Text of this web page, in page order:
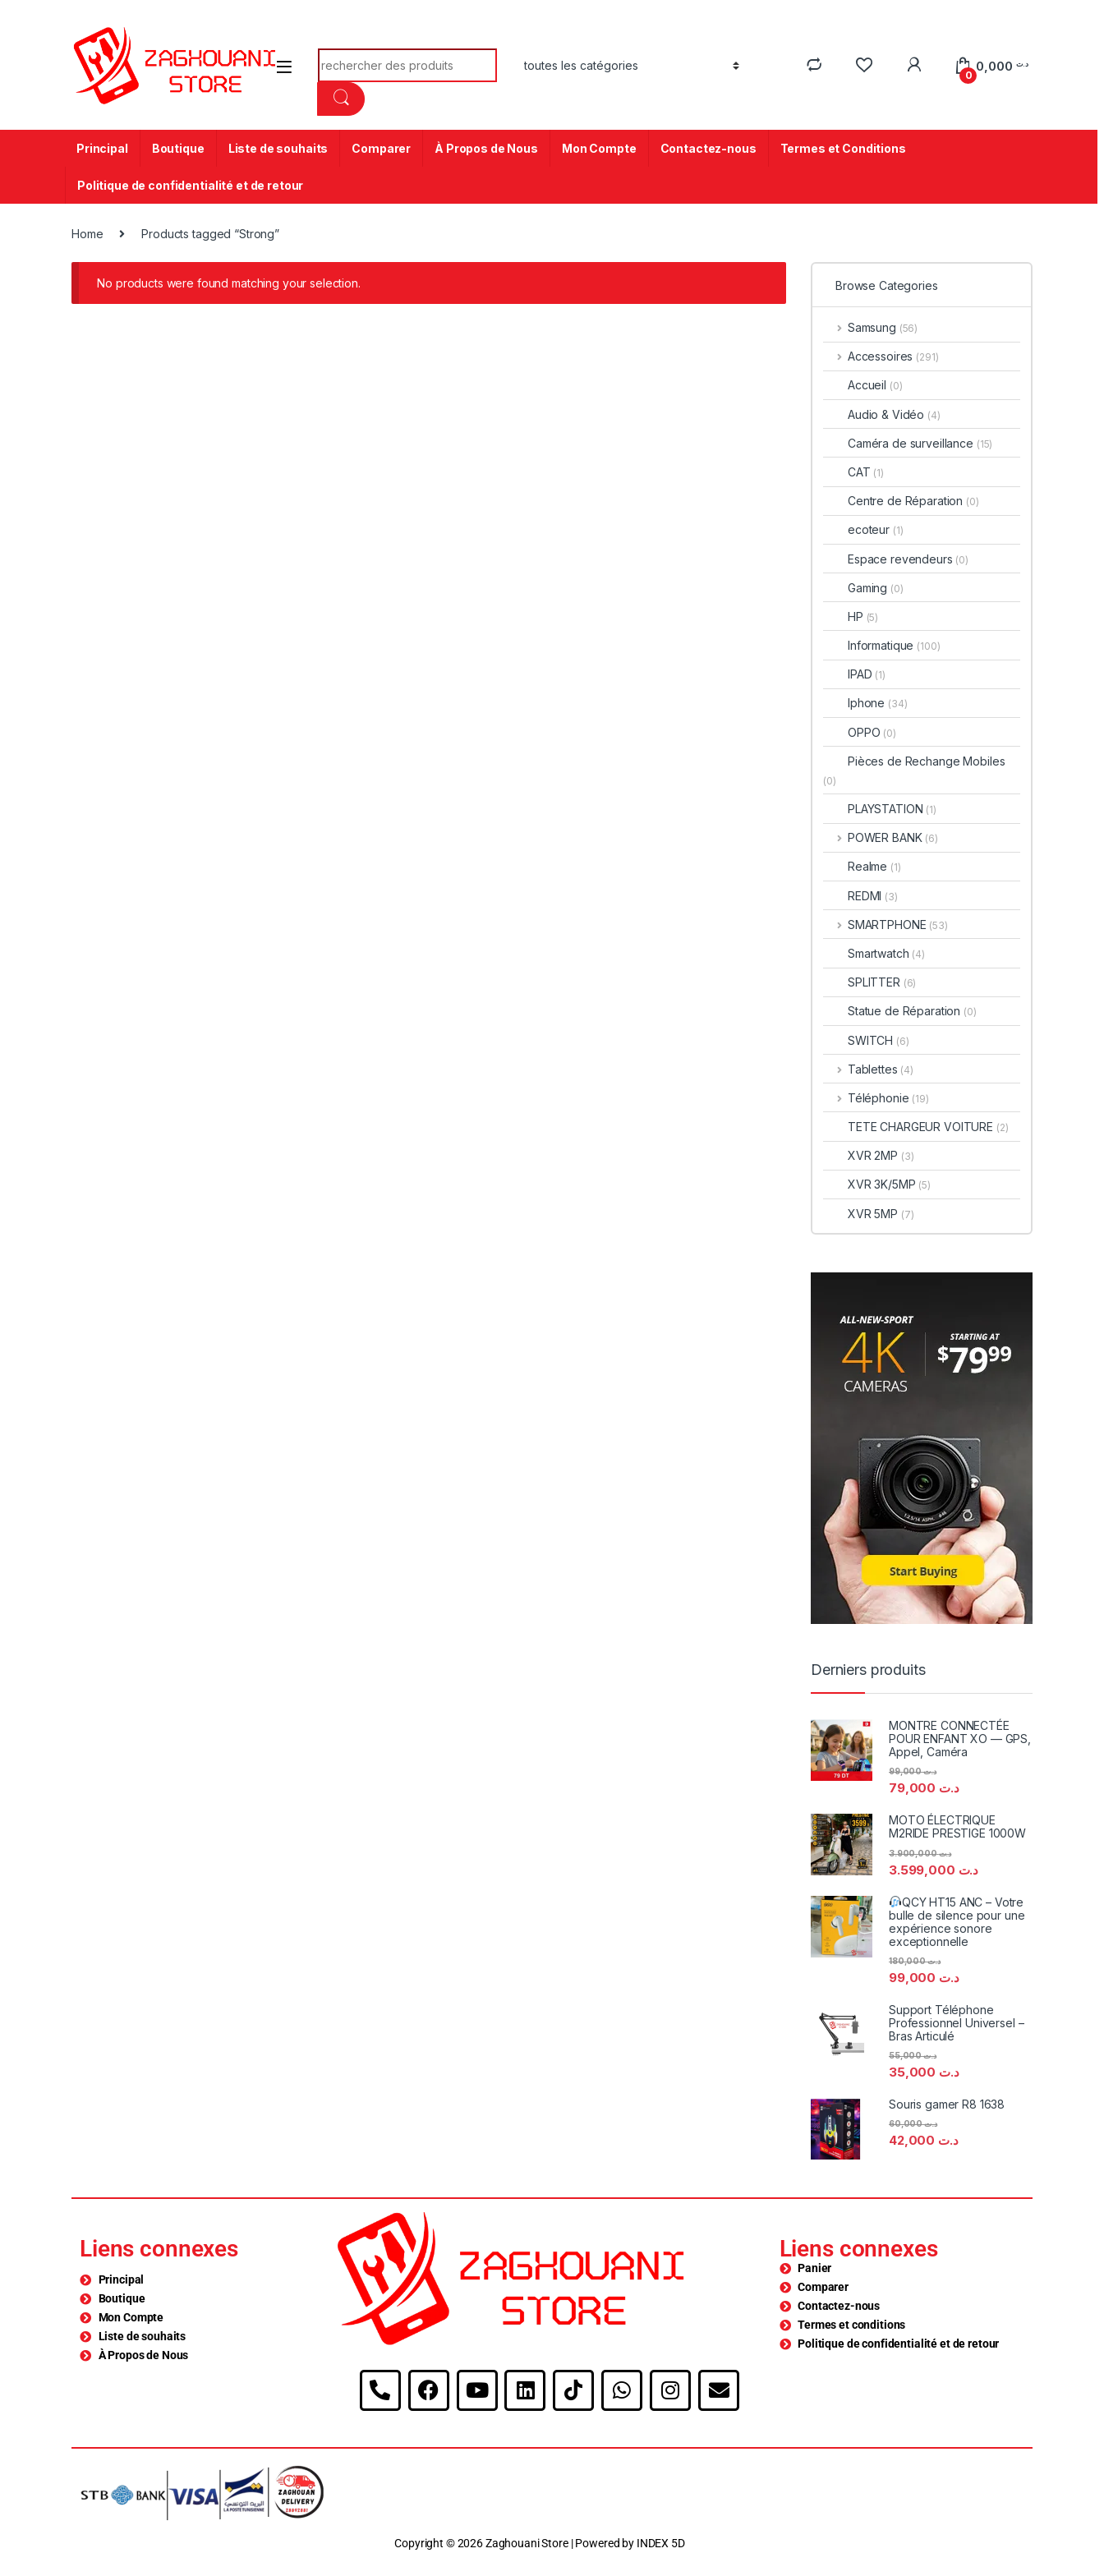
0
د.ت
Principal Boutique Liste de souhaits Comparer À Propos de Nous Mon Compte Contactez-nous Termes et Conditions
Politique de confidentialité et de retour
Home Products tagged “Strong”
No products were found matching your selection. Browse Categories
Samsung (56)
Accessoires (291)
Accueil (0)
Audio & Vidéo (4)
Caméra de surveillance (15)
CAT (1)
Centre de Réparation (0)
ecoteur (1)
Espace revendeurs (0)
Gaming (0)
HP (5)
Informatique (100)
IPAD (1)
Iphone (34)
OPPO (0)
Pièces de Rechange Mobiles
(0)
PLAYSTATION (1)
POWER BANK (6)
Realme (1)
REDMI (3)
SMARTPHONE (53)
Smartwatch (4)
SPLITTER (6)
Statue de Réparation (0)
SWITCH (6)
Tablettes (4)
Téléphonie (19)
TETE CHARGEUR VOITURE (2)
XVR 2MP (3)
XVR 3K/5MP (5)
XVR 5MP (7)
Derniers produits
MONTRE CONNECTÉE
POUR ENFANT XO — GPS,
Appel, Caméra
د.ت
د.ت99,000
MOTO ÉLECTRIQUE
M2RIDE PRESTIGE 1000W
د.ت
د.ت3.900,000
QCY HT15 ANC – Votre
bulle de silence pour une
expérience sonore
exceptionnelle
د.ت
د.ت180,000
Support Téléphone
Professionnel Universel –
Bras Articulé
د.ت
د.ت55,000
Souris gamer R8 1638
د.ت
د.ت60,000
Liens connexes
Principal
Boutique
Mon Compte
Liste de souhaits
À Propos de Nous
Liens connexes
Panier
Comparer
Contactez-nous
Termes et conditions
Politique de confidentialité et de retour
Copyright © 2026 Zaghouani Store | Powered by INDEX 5D